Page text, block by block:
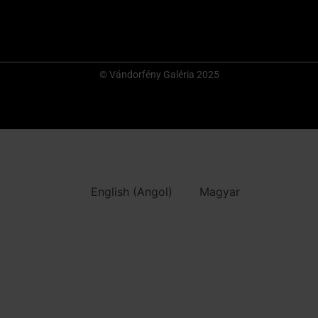
© Vándorfény Galéria 2025
English (Angol) Magyar